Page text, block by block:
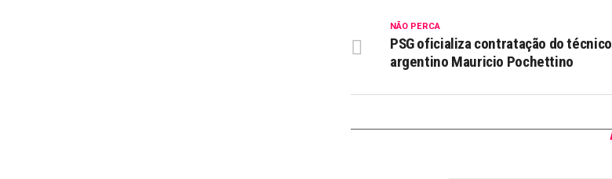
NÃO PERCA
PSG oficializa contratação do técnico
argentino Mauricio Pochettino